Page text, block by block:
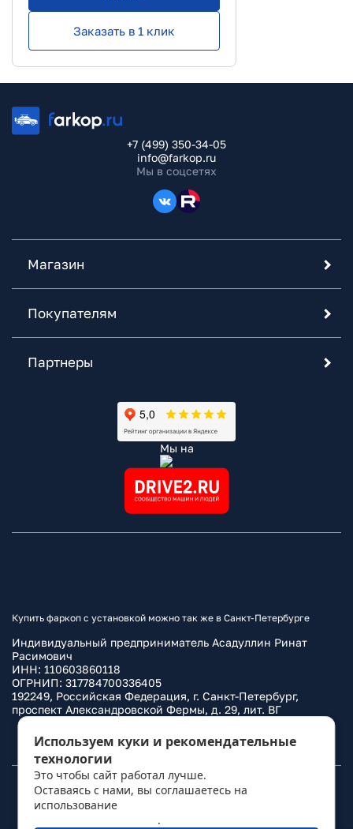
Заказать в 1 клик
+7 (499) 350-34-05
info@farkop.ru
Мы в соцсетях
Магазин
Покупателям
Партнеры
Мы на
Купить фаркоп с установкой можно так же в Санкт-Петербурге
Индивидуальный предприниматель Асадуллин Ринат
Расимович
ИНН: 110603860118
ОГРНИП: 317784700336405
192249, Российская Федерация, г. Санкт-Петербург,
проспект Александровской Фермы, д. 29, лит. ВГ
Политика конфиденциальности
© 2010– 2026Фаркоп.ру
Используем куки и рекомендательные
технологии
Это чтобы сайт работал лучше.
Оставаясь с нами, вы соглашаетесь на
использование
.